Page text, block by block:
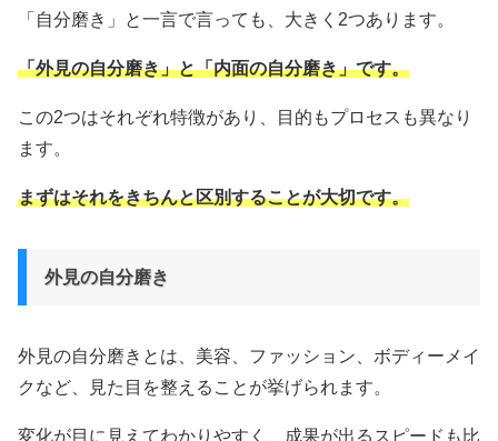
「自分磨き」と一言で言っても、大きく2つあります。
「外見の自分磨き」と「内面の自分磨き」です。
この2つはそれぞれ特徴があり、目的もプロセスも異なり
ます。
まずはそれをきちんと区別することが大切です。
外見の自分磨き
外見の自分磨きとは、美容、ファッション、ボディーメイ
クなど、見た目を整えることが挙げられます。
変化が目に見えてわかりやすく、成果が出るスピードも比